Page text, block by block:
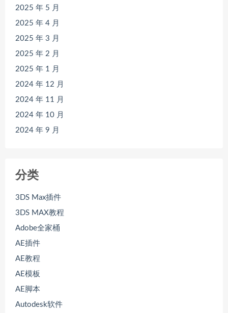
2025 年 5 月
2025 年 4 月
2025 年 3 月
2025 年 2 月
2025 年 1 月
2024 年 12 月
2024 年 11 月
2024 年 10 月
2024 年 9 月
分类
3DS Max插件
3DS MAX教程
Adobe全家桶
AE插件
AE教程
AE模板
AE脚本
Autodesk软件